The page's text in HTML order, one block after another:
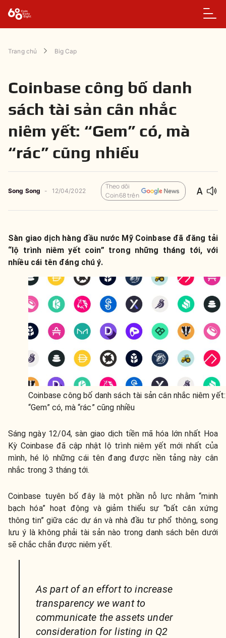
Trang chủ Big Cap
Coinbase công bố danh
sách tài sản cân nhắc
niêm yết: “Gem” có, mà
“rác” cũng nhiều
Song Song - 12/04/2022
Theo dõi
Coin68 trên
Sàn giao dịch hàng đầu nước Mỹ Coinbase đã đăng tải
“lộ trình niêm yết coin” trong những tháng tới, với
nhiều cái tên đáng chú ý.
Coinbase công bố danh sách tài sản cân nhắc niêm yết:
“Gem” có, mà “rác” cũng nhiều
Sáng ngày 12/04, sàn giao dịch tiền mã hóa lớn nhất Hoa
Kỳ Coinbase đã cập nhật lộ trình niêm yết mới nhất của
mình, hé lộ những cái tên đang được nền tảng này cân
nhắc trong 3 tháng tới.
Coinbase tuyên bố đây là một phần nỗ lực nhằm “minh
bạch hóa” hoạt động và giảm thiểu sự “bất cân xứng
thông tin” giữa các dự án và nhà đầu tư phổ thông, song
lưu ý là không phải tài sản nào trong danh sách bên dưới
sẽ chắc chắn được niêm yết.
As part of an effort to increase
transparency we want to
communicate the assets under
consideration for listing in Q2